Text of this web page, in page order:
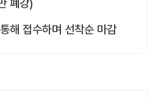
폐강)
해 접수하며 선착순 마감